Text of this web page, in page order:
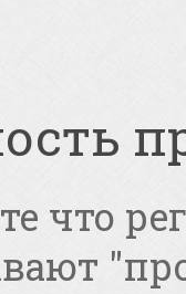
что